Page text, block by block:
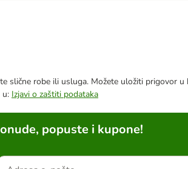
slične robe ili usluga. Možete uložiti prigovor
u: Izjavi o zaštiti podataka
popuste i kupone!